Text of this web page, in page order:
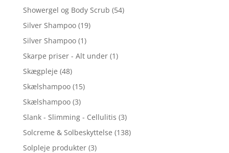
Showergel og Body Scrub (54)
Silver Shampoo (19)
Silver Shampoo (1)
Skarpe priser - Alt under (1)
Skægpleje (48)
Skælshampoo (15)
Skælshampoo (3)
Slank - Slimming - Cellulitis (3)
Solcreme & Solbeskyttelse (138)
Solpleje produkter (3)